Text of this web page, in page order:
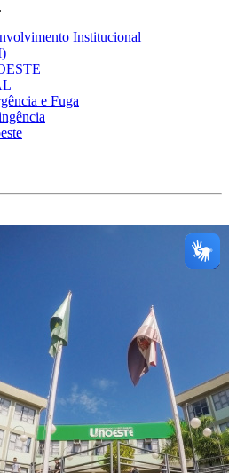
Institucional
e Fuga